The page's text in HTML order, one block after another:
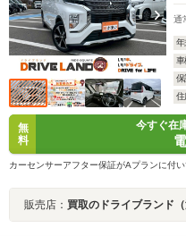
通
年
車
保
住
無
料
今すぐ在
カーセンサーアフター保証がAプランに付
販売店： 買取のドライブランド（